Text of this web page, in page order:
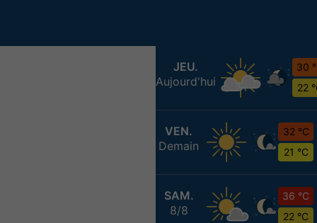
JEU.
Aujourd'hui
30
22
VEN.
Demain
32 °C
21 °C
SAM.
8/8
36 °C
22 °C